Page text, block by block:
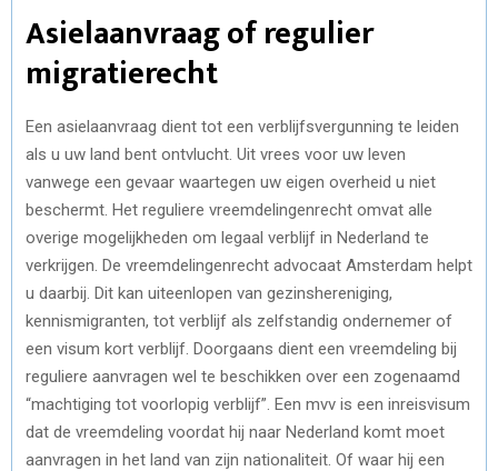
Asielaanvraag of regulier
migratierecht
Een asielaanvraag dient tot een verblijfsvergunning te leiden
als u uw land bent ontvlucht. Uit vrees voor uw leven
vanwege een gevaar waartegen uw eigen overheid u niet
beschermt. Het reguliere vreemdelingenrecht omvat alle
overige mogelijkheden om legaal verblijf in Nederland te
verkrijgen. De vreemdelingenrecht advocaat Amsterdam helpt
u daarbij. Dit kan uiteenlopen van gezinshereniging,
kennismigranten, tot verblijf als zelfstandig ondernemer of
een visum kort verblijf. Doorgaans dient een vreemdeling bij
reguliere aanvragen wel te beschikken over een zogenaamd
“machtiging tot voorlopig verblijf”. Een mvv is een inreisvisum
dat de vreemdeling voordat hij naar Nederland komt moet
aanvragen in het land van zijn nationaliteit. Of waar hij een